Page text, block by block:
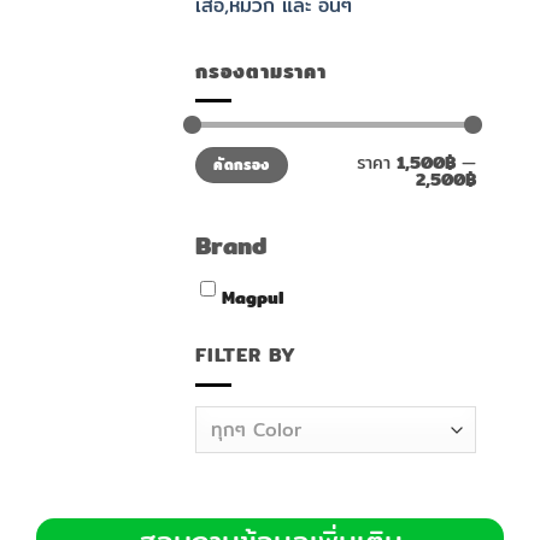
กรองตามราคา
ราคา
ต่ำ
สุด
ราคา
สูงสุดคัดกรอง ราคา 1,500฿—
2,500฿
Brand
Magpul
FILTER BY
ทุกๆ Color